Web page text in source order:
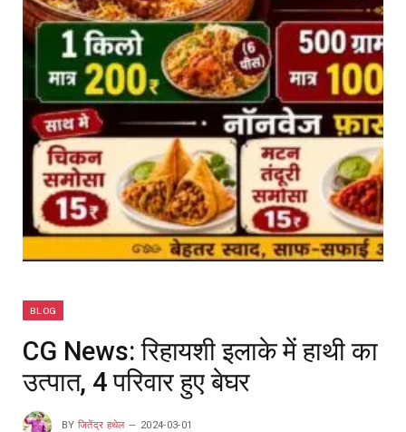
BLOG
CG News: रिहायशी इलाके में हाथी का
उत्पात, 4 परिवार हुए बेघर
BY जितेंद्र हथेल 2024-03-01